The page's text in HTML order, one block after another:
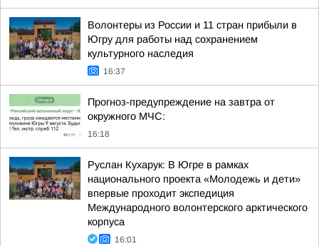
Волонтеры из России и 11 стран прибыли в
Югру для работы над сохранением
культурного наследия
16:37
Прогноз-предупреждение на завтра от
окружного МЧС:
16:18
Руслан Кухарук: В Югре в рамках
национального проекта «Молодежь и дети»
впервые проходит экспедиция
Международного волонтерского арктического
корпуса
16:01